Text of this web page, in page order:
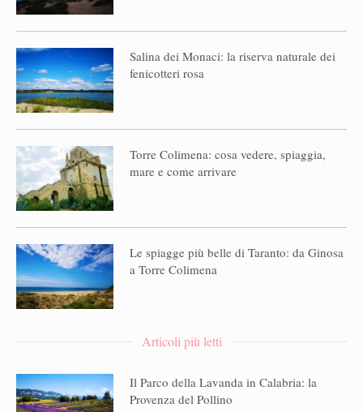
Salina dei Monaci: la riserva naturale dei
fenicotteri rosa
Torre Colimena: cosa vedere, spiaggia,
mare e come arrivare
Le spiagge più belle di Taranto: da Ginosa
a Torre Colimena
Articoli più letti
Il Parco della Lavanda in Calabria: la
Provenza del Pollino